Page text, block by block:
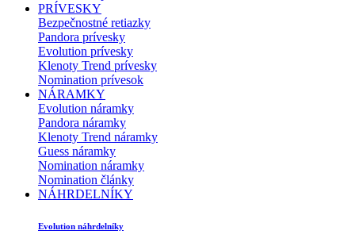
PRÍVESKY
Bezpečnostné retiazky
Pandora prívesky
Evolution prívesky
Klenoty Trend prívesky
Nomination prívesok
NÁRAMKY
Evolution náramky
Pandora náramky
Klenoty Trend náramky
Guess náramky
Nomination náramky
Nomination články
NÁHRDELNÍKY
Evolution náhrdelníky